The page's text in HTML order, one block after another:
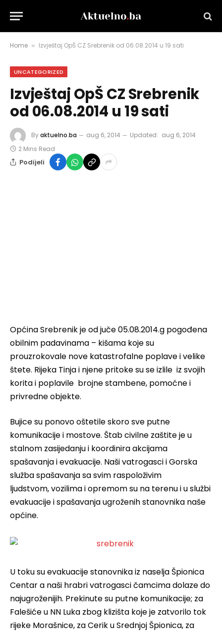
Home » Izvještaj OpŠ CZ Srebrenik od 06.08.2014 u 19 sati
UNCATEGORIZED
Izvještaj OpŠ CZ Srebrenik
od 06.08.2014 u 19 sati
Byaktuelno.ba aug 6, 2014 Updated: aug 6, 2014
2 Mins Read
Podijeli
Općina Srebrenik je od juče 05.08.2014.g pogođena
obilnim padavinama – kišama koje su
prouzrokovale nove katastrofalne poplave i velike
štete. Rijeka Tinja i njene pritoke su se izlile iz svojih
korita i poplavile brojne stambene, pomoćne i
privredne objekte.
Bujice su ponovo oštetile skoro sve putne
komunikacije i mostove. Štab civilne zaštite je u
stalnom zasijedanju i koordinira akcijama
spašavanja i evakuacije. Naši vatrogasci i Gorska
služba spašavanja sa svim raspoloživim
ljudstvom,vozilima i opremom su na terenu i u službi
evakuacije i spašavanja ugroženih stanovnika naše
općine.
U toku su evakuacije stanovnika iz naselja Špionica
Centar a naši hrabri vatrogasci čamcima dolaze do
najugroženijih. Prekinute su putne komunikacije; za
Falešiće u NN Luka zbog klizišta koje je zatvorilo tok
rijeke Morašnice, za Cerik u Srednjoj Špionica, za